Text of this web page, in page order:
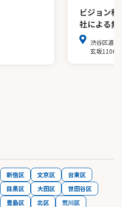
ビジョン
社による無
渋谷区道
玄坂1106
新宿区 文京区
台東区
目黒区 大田区
世田谷区
豊島区 北区
荒川区